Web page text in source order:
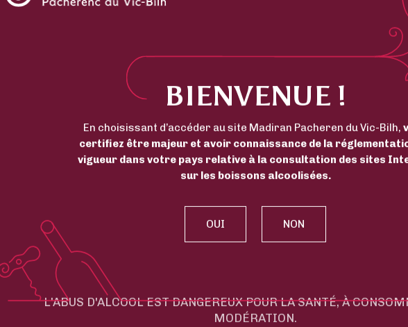
Le Tannat est le cépage principal de l’Appellation Madiran
raisins pour le vin.
C’est même le contraire !
de très mauvais raisins de cuve…
du Tannat. L’exception qui confirme la règle est le muscat qui
parfaitement à votre verre et votre assiette.
BIENVENUE !
En choisissant d’accéder au site Madiran Pacheren du Vic-Bilh,
certifiez être majeur et avoir connaissance de la
vigueur dans votre pays relative à la consultation des sites
sur les boissons alcoolisées.
L'ABUS D'ALCOOL EST DANGEREUX POUR LA SANTÉ, À
MODÉRATION.